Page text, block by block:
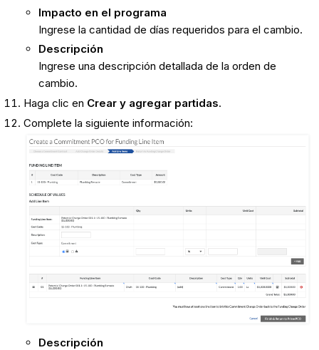
Impacto en el programa
Ingrese la cantidad de días requeridos para el cambio.
Descripción
Ingrese una descripción detallada de la orden de
cambio.
Haga clic en Crear y agregar partidas.
Complete la siguiente información:
Descripción